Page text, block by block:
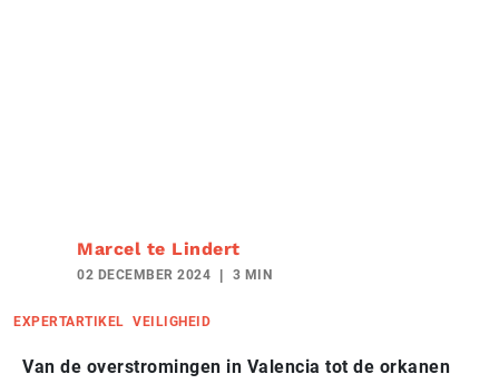
Marcel te Lindert
02 DECEMBER 2024 3 MIN
EXPERTARTIKEL VEILIGHEID
Van de overstromingen in Valencia tot de orkanen